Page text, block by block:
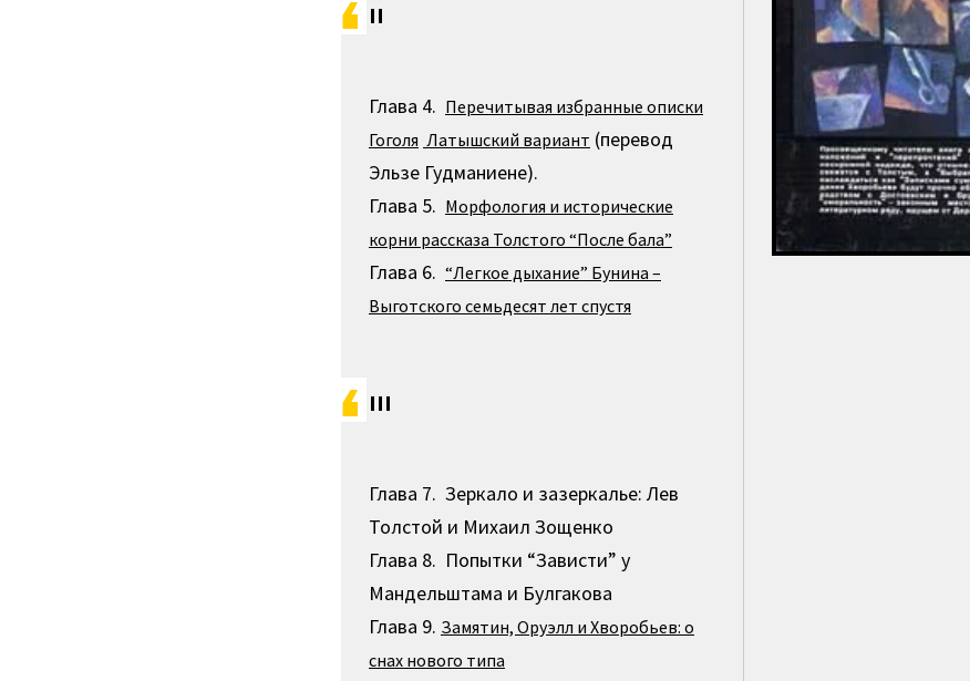
II
Глава 4. Перечитывая избранные описки
Гоголя Латышский вариант (перевод
Эльзе Гудманиене).
Глава 5. Морфология и исторические
корни рассказа Толстого “После бала”
Глава 6. “Легкое дыхание” Бунина –
Выготского семьдесят лет спустя
III
Глава 7. Зеркало и зазеркалье: Лев
Толстой и Михаил Зощенко
Глава 8. Попытки “Зависти” у
Мандельштама и Булгакова
Глава 9. Замятин, Оруэлл и Хворобьев: о
снах нового типа